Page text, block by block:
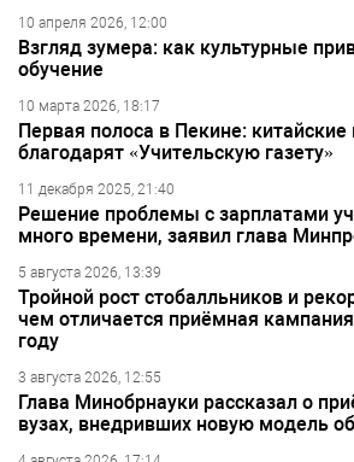
10 апреля 2026, 12:00
Взгляд зумера: как культурные
обучение
10 марта 2026, 18:17
Первая полоса в Пекине: китайские
благодарят «Учительскую газету»
11 декабря 2025, 21:40
Решение проблемы с зарплатами
много времени, заявил глава
5 августа 2026, 13:39
Тройной рост стобалльников и
чем отличается приёмная
году
3 августа 2026, 12:55
Глава Минобрнауки рассказал о
вузах, внедривших новую модель